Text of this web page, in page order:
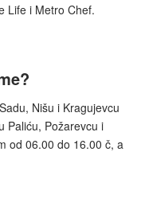
Life i Metro Chef.
Nišu i Kragujevcu
Paliću, Požarevcu i
od 06.00 do 16.00 č, a